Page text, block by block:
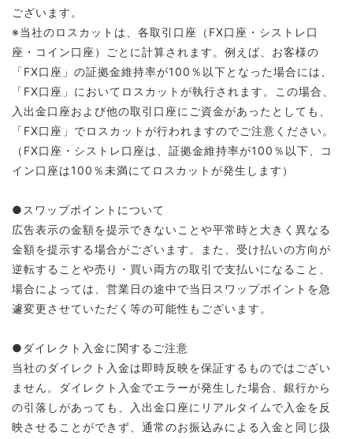
ございます。
※当社のロスカットは、各取引口座（FX口座・シストレ口
座・コイン口座）ごとに計算されます。例えば、お客様の
「FX口座」の証拠金維持率が100％以下となった場合には、
「FX口座」においてロスカットが執行されます。この場合、
入出金口座および他の取引口座にご資金があったとしても、
「FX口座」でロスカットが行われますのでご注意ください。
（FX口座・シストレ口座は、証拠金維持率が100％以下、コ
イン口座は100％未満にてロスカットが発生します）
●スワップポイントについて
広告表示の金額を提示できないことや平常時と大きく異なる
金額を提示する場合がございます。また、受け払いの方向が
逆転することや売り・買い両方の取引で支払いになること、
場合によっては、営業日の途中で当日スワップポイントを急
遽変更させていただく等の可能性もございます。
●ダイレクト入金に関するご注意
当社のダイレクト入金は即時反映を保証するものではござい
ません。ダイレクト入金でエラーが発生した場合、銀行から
の引落しがあっても、入出金口座にリアルタイムで入金を反
映させることができず、通常のお振込みによる入金と同じ扱